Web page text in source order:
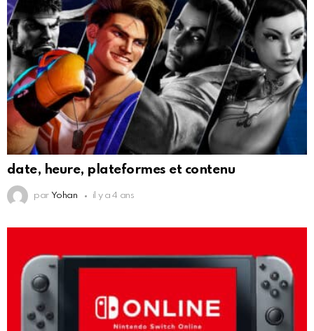
date, heure, plateformes et contenu
par Yohan il y a 4 ans